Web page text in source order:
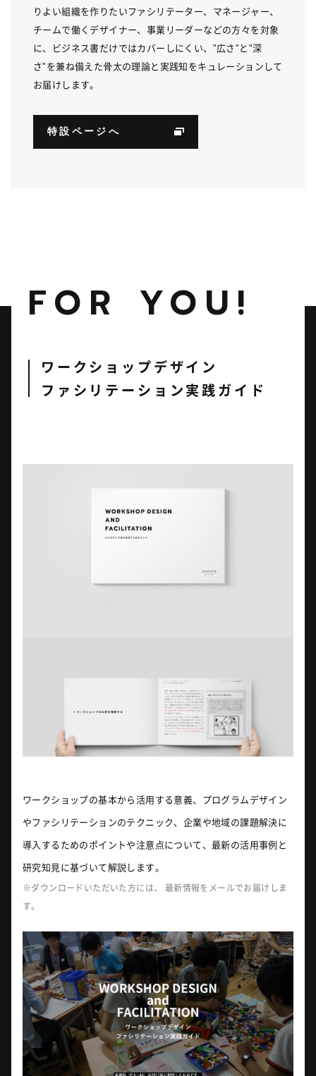
りよい組織を作りたいファシリテーター、マネージャー、
チームで働くデザイナー、事業リーダーなどの方々を対象
に、ビジネス書だけではカバーしにくい、"広さ"と"深
さ"を兼ね備えた骨太の理論と実践知をキュレーションして
お届けします。
特設ページへ
FOR YOU!
ワークショップデザイン
ファシリテーション実践ガイド
ワークショップの基本から活用する意義、プログラムデザイン
やファシリテーションのテクニック、企業や地域の課題解決に
導入するためのポイントや注意点について、最新の活用事例と
研究知見に基づいて解説します。
※ダウンロードいただいた方には、 最新情報をメールでお届けしま
す。